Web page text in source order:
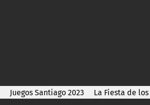
Juegos Santiago 2023 La Fiesta de